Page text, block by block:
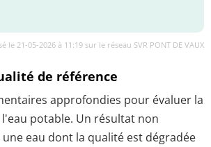
le 21-05-2026 à 11:19 sur le réseau SVR PONT DE VAUX
de référence
approfondies pour évaluer la
potable. Un résultat non
eau dont la qualité est dégradée